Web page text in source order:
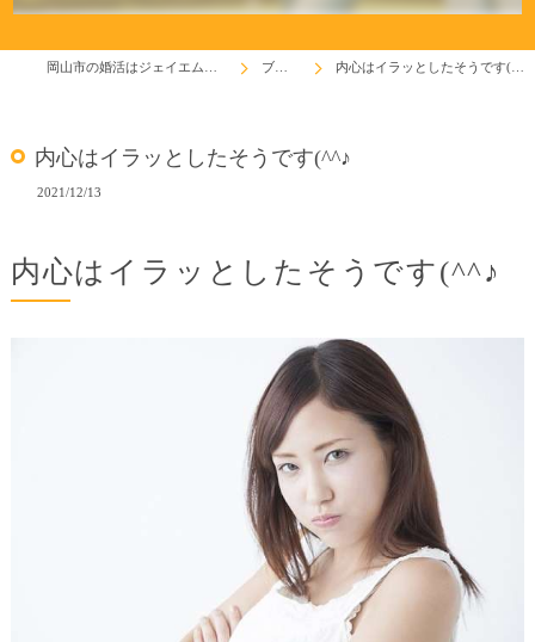
ブログ 内心はイラッとしたそうです(^^♪
内心はイラッとしたそうです(^^♪
2021/12/13
内心はイラッとしたそうです(^^♪